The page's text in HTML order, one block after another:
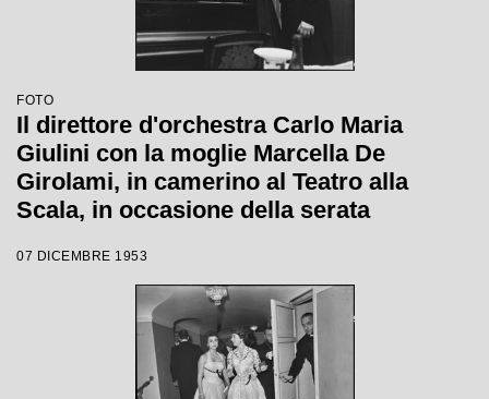
FOTO
Il direttore d'orchestra Carlo Maria
Giulini con la moglie Marcella De
Girolami, in camerino al Teatro alla
Scala, in occasione della serata
1954 con l'opera "La Wally", di Alfredo
Catalani, con la regia di Tatiana Pavlova
e la direzione di Giulini stesso
07 DICEMBRE 1953